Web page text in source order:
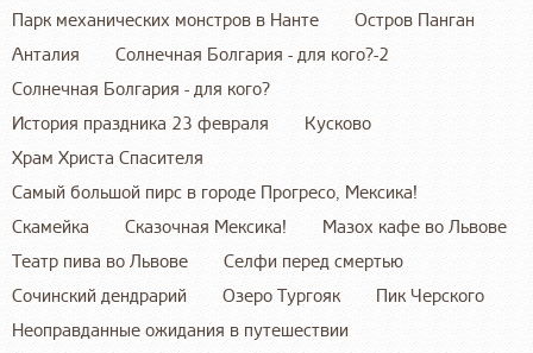
Парк механических монстров в Нанте
Остров Панган
Анталия
Солнечная Болгария - для кого?-2
Солнечная Болгария - для кого?
История праздника 23 февраля
Кусково
Храм Христа Спасителя
Самый большой пирс в городе Прогресо, Мексика!
Скамейка
Сказочная Мексика!
Мазох кафе во Львове
Театр пива во Львове
Cелфи перед смертью
Сочинский дендрарий
Озеро Тургояк
Пик Черского
Неоправданные ожидания в путешествии